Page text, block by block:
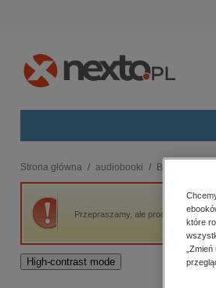
budownictwo, aranżacja wnętrz
biznesowe, branżowe,
darmowe wydania
edukacja
Strona główna audiobooki Biznes
Przepraszamy, ale produkt
High-contrast mode
które